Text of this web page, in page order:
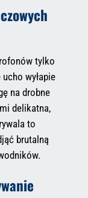
tylko
wyłapie
na drobne
delikatna,
to
brutalną